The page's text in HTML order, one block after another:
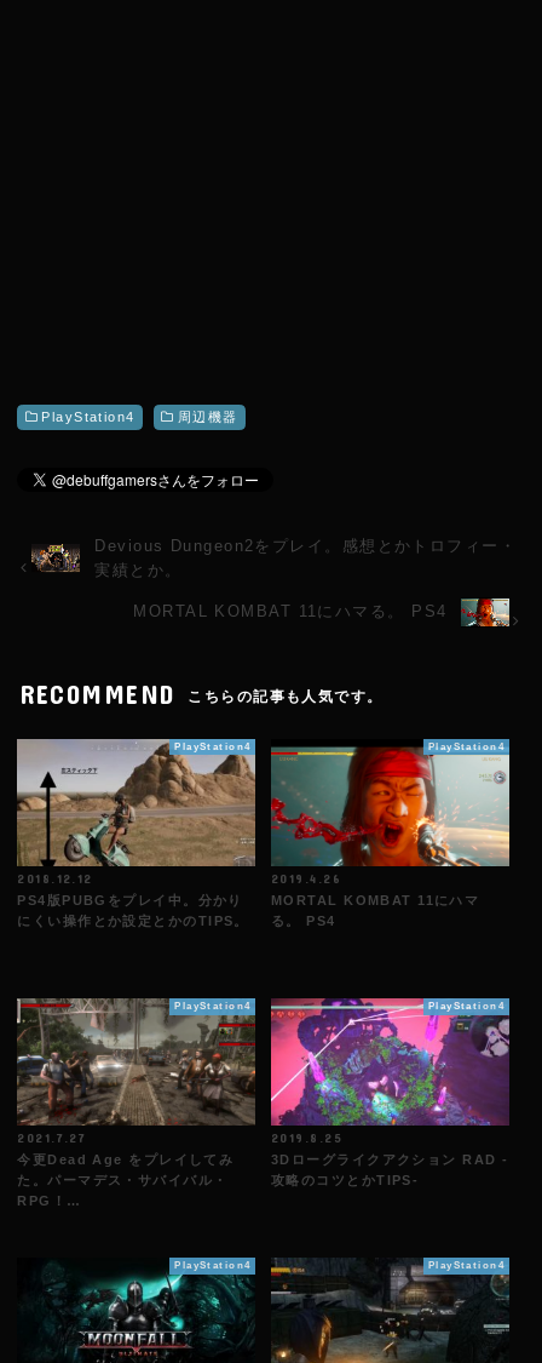
PlayStation4 周辺機器
Devious Dungeon2をプレイ。感想とかトロフィー・
実績とか。
MORTAL KOMBAT 11にハマる。 PS4
RECOMMEND こちらの記事も人気です。
PlayStation4
2018.12.12
PS4版PUBGをプレイ中。分かり
にくい操作とか設定とかのTIPS。
PlayStation4
2019.4.26
MORTAL KOMBAT 11にハマ
る。 PS4
PlayStation4
2021.7.27
今更Dead Age をプレイしてみ
た。パーマデス・サバイバル・
RPG！…
PlayStation4
2019.8.25
3Dローグライクアクション RAD -
攻略のコツとかTIPS-
PlayStation4 PlayStation4